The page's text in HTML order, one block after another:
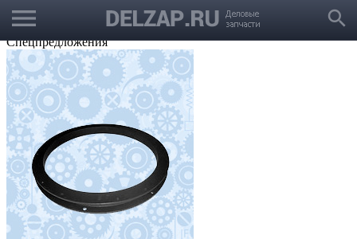
menu search
Выбрать город
Корзина
Заказать звонок
Спецпредложения